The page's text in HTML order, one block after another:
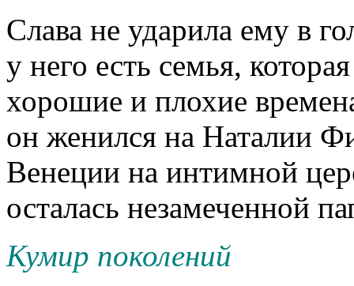
Слава не ударила ему в
у него есть семья,
хорошие и плохие
он женился на Наталии
Венеции на интимной
осталась незамеченной
Кумир поколений